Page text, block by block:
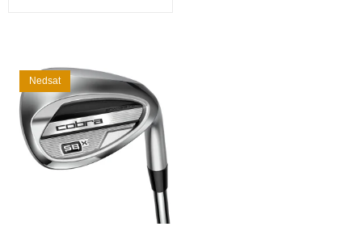
Nedsat